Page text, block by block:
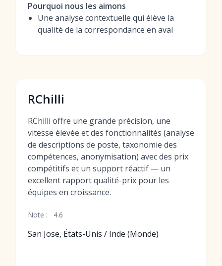
Pourquoi nous les aimons
Une analyse contextuelle qui élève la
qualité de la correspondance en aval
RChilli
RChilli offre une grande précision, une
vitesse élevée et des fonctionnalités (analyse
de descriptions de poste, taxonomie des
compétences, anonymisation) avec des prix
compétitifs et un support réactif — un
excellent rapport qualité-prix pour les
équipes en croissance.
Note : 4.6
San Jose, États-Unis / Inde (Monde)